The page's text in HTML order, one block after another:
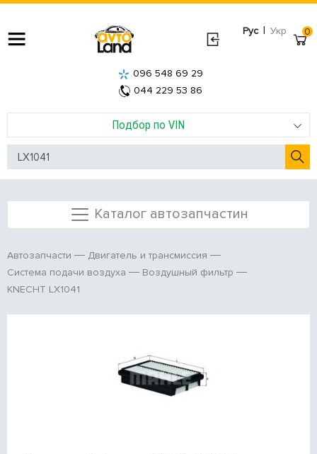
Рус | Укр
Подбор по VIN
096 548 69 29
044 229 53 86
0
Каталог автозапчастин
Автозапчасти
Двигатель и трансмиссия
Система подачи воздуха
Воздушный фильтр
KNECHT LX1041